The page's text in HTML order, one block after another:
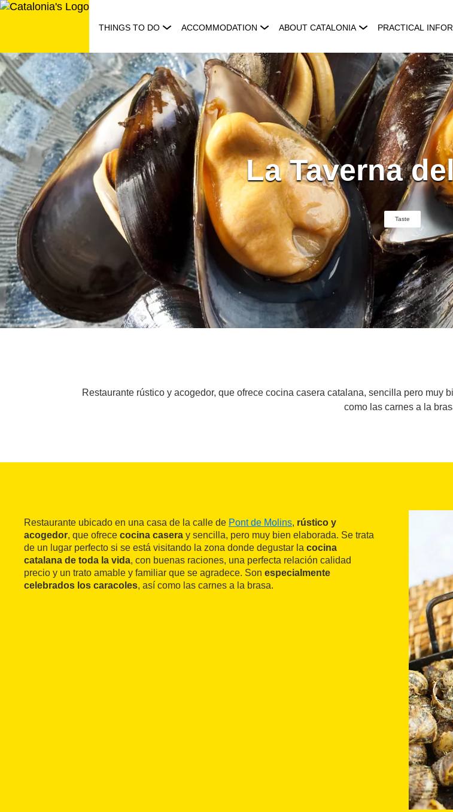
Skip
THINGS TO DO ACCOMMODATION ABOUT CATALONIA PRACTICAL
La Taverna
Taste
Restaurante rústico y acogedor, que ofrece cocina casera catalana, sencilla pero
como las carnes a la
Restaurante ubicado en una casa de la calle de Pont de Molins, rústico y
acogedor, que ofrece cocina casera y sencilla, pero muy bien elaborada. Se trata
de un lugar perfecto si se está visitando la zona donde degustar la cocina
catalana de toda la vida, con buenas raciones, una perfecta relación calidad
precio y un trato amable y familiar que se agradece. Son especialmente
celebrados los caracoles, así como las carnes a la brasa.